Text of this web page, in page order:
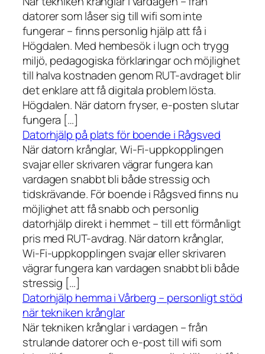
datorer som låser sig till wifi som inte
fungerar – finns personlig hjälp att få i
Högdalen. Med hembesök i lugn och trygg
miljö, pedagogiska förklaringar och möjlighet
till halva kostnaden genom RUT-avdraget blir
det enklare att få digitala problem lösta.
Högdalen. När datorn fryser, e-posten slutar
fungera […]
Datorhjälp på plats för boende i Rågsved
När datorn krånglar, Wi-Fi-uppkopplingen
svajar eller skrivaren vägrar fungera kan
vardagen snabbt bli både stressig och
tidskrävande. För boende i Rågsved finns nu
möjlighet att få snabb och personlig
datorhjälp direkt i hemmet – till ett förmånligt
pris med RUT-avdrag. När datorn krånglar,
Wi-Fi-uppkopplingen svajar eller skrivaren
vägrar fungera kan vardagen snabbt bli både
stressig […]
Datorhjälp hemma i Vårberg – personligt stöd
när tekniken krånglar
När tekniken krånglar i vardagen – från
strulande datorer och e-post till wifi som